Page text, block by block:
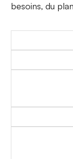
besoins, du